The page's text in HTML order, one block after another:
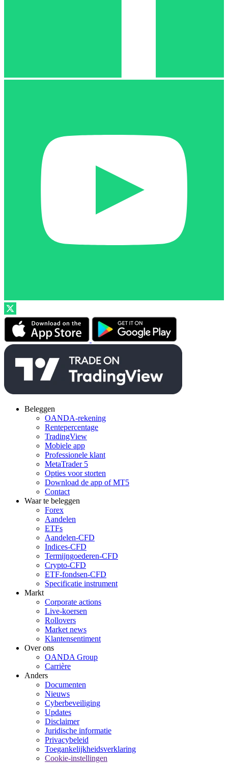
Beleggen
OANDA-rekening
Rentepercentage
TradingView
Mobiele app
Professionele klant
MetaTrader 5
Opties voor storten
Download de app of MT5
Contact
Waar te beleggen
Forex
Aandelen
ETFs
Aandelen-CFD
Indices-CFD
Termijngoederen-CFD
Crypto-CFD
ETF-fondsen-CFD
Specificatie instrument
Markt
Corporate actions
Live-koersen
Rollovers
Market news
Klantensentiment
Over ons
OANDA Group
Carrière
Anders
Documenten
Nieuws
Cyberbeveiliging
Updates
Disclaimer
Juridische informatie
Privacybeleid
Toegankelijkheidsverklaring
Cookie-instellingen